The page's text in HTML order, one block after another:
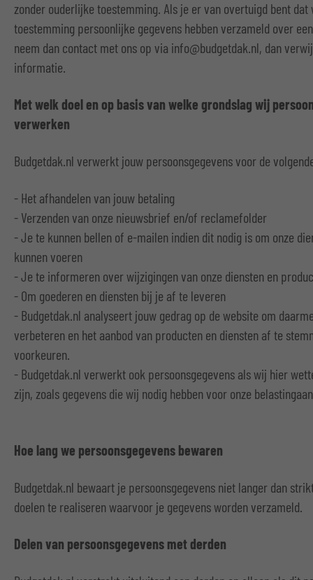
zonder ouderlijke toestemming. Als je er van overtuigd bent dat
toestemming persoonlijke gegevens hebben verzameld over
neem dan contact met ons op via info@budgetdak.nl, dan
informatie.
Met welk doel en op basis van welke grondslag wij
verwerken
Budgetdak.nl verwerkt jouw persoonsgegevens voor de
- Het afhandelen van jouw betaling
- Verzenden van onze nieuwsbrief en/of reclamefolder
- Je te kunnen bellen of e-mailen indien dit nodig is om onze
kunnen voeren
- Je te informeren over wijzigingen van onze diensten en
- Om goederen en diensten bij je af te leveren
- Budgetdak.nl analyseert jouw gedrag op de website om
verbeteren en het aanbod van producten en diensten af te
voorkeuren.
- Budgetdak.nl verwerkt ook persoonsgegevens als wij hier
zijn, zoals gegevens die wij nodig hebben voor onze
Hoe lang we persoonsgegevens bewaren
Budgetdak.nl bewaart je persoonsgegevens niet langer dan
doelen te realiseren waarvoor je gegevens worden verzameld.
Delen van persoonsgegevens met derden